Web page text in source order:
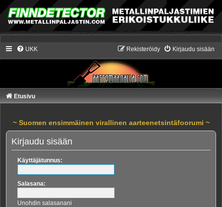
UKK Kirjaudu sisään
Rekisteröidy
Etusivu
~ Suomen ensimmäinen virallinen aarteenetsintäfoorumi ~
Kirjaudu sisään
Käyttäjätunnus:
Salasana:
Unohdin salasanani